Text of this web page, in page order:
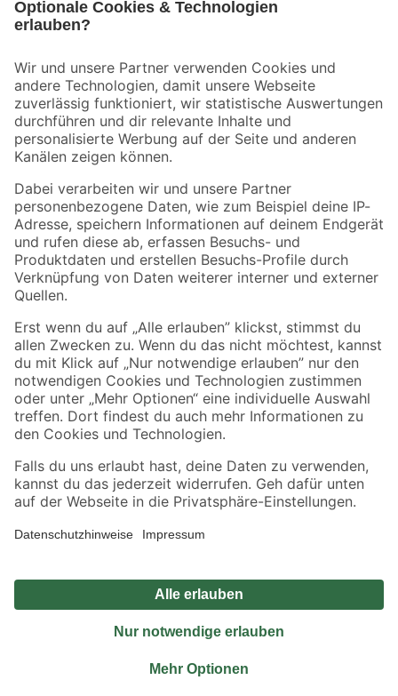
Der toom Newsletter: Keine Angebote und Aktionen mehr verpassen!
Zur Newsletter Anmeldung
Folge uns
Zahlungsarten Versandarten
Sicher einkaufen
Jetzt die toom-App herunterladen
Alle Preisangaben in EUR inkl. gesetzl. MwSt.. Die dargestellten Angebote sind unter
Umständen nicht in allen Märkten verfügbar. Die angegebenen Verfügbarkeiten beziehen
Produkte nur solange der Vorrat reicht.
*Paketversand ab 59 € versandkostenfrei, gilt nicht für Artikel mit Speditionsversand, hier
Privatsphäre Impressum
Nutzungsbedingungen
Widerrufsrecht
Vertrag widerrufen
© 2026 toom Baumarkt GmbH